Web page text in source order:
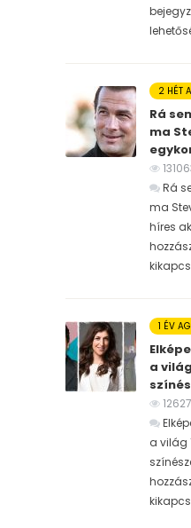
2 HÉT
Rá
ma
Rá
ma
híres
1 ÉV
a
a világ